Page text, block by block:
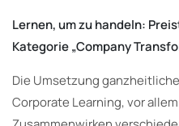
Lernen, um zu handeln:
Kategorie „Company
Die Umsetzung
Corporate Learning, vor